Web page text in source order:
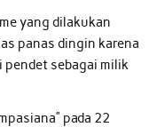
yang dilakukan
panas dingin karena
pendet sebagai milik
pada 22